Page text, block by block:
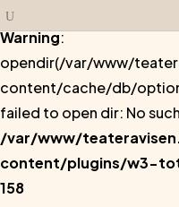
Warning:
opendir(/var/www/
content/cache/db/
failed to open dir: No
/var/www/
content/plugins/w3-
158